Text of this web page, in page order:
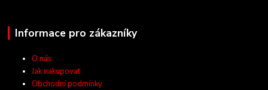
Informace pro zákazníky
O nás
Jak nakupovat
Obchodní podmínky